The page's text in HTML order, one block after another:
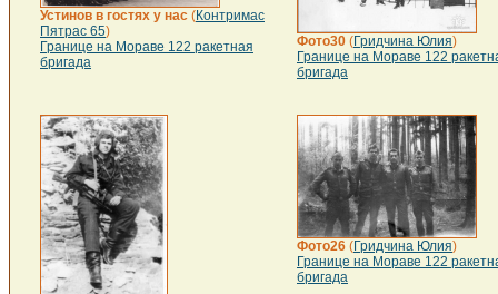
Устинов в гостях у нас (Контримас
Пятрас 65)
Границе на Мораве 122 ракетная
бригада
Фото30 (Гридчина Юлия)
Границе на Мораве 122
бригада
Фото26 (Гридчина Юлия)
Границе на Мораве 122
бригада